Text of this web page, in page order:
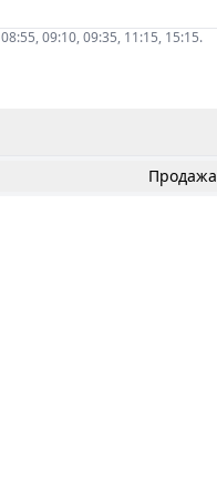
09:10, 09:35, 11:15, 15:15.
Продажа